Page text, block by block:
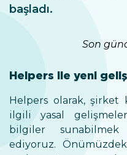
başladı.
Son
Helpers ile yeni
Helpers olarak,
ilgili yasal
bilgiler
ediyoruz.